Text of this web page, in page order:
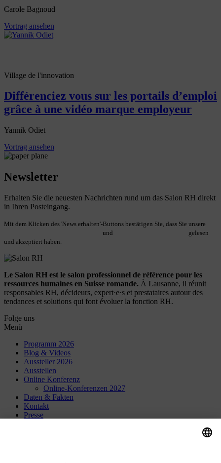
Carole Bagnoud
Vortrag ansehen
Village de l'innovation
Différenciez vous sur les portails d’emploi
grâce à une vidéo marque employeur
Yannik Odiet
Vortrag ansehen
Newsletter
Erhalten Sie die neuesten Nachrichten rund um das Salon RH direkt
in Ihren Posteingang.
Mit dem Klicken des 'News erhalten'-Buttons bestätigen Sie, dass Sie unsere
und
gelesen
und akzeptiert haben.
Le Salon RH est le salon professionnel de référence pour les
ressources humaines en Suisse romande. À Lausanne, il réunit
responsables RH, décideurs, expert·e·s et prestataires autour des
tendances et solutions qui font évoluer la fonction RH.
Folge uns
Menü
Programm 2026
Blog & Videos
Aussteller 2026
Ausstellen
Online Konferenz
Online-Konferenzen 2027
Daten & Fakten
Kontakt
Presse